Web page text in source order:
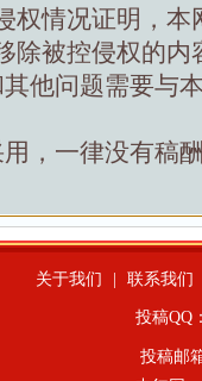
权情况证明，本
除被控侵权的内
他问题需要与
，一律没有稿
关于我们 联系我们
投稿QQ
投稿邮